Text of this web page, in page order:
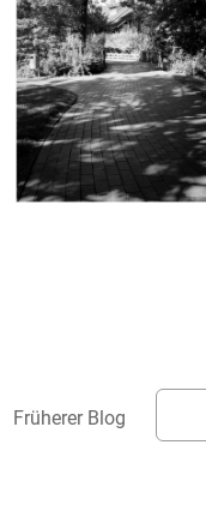
Früherer Blog